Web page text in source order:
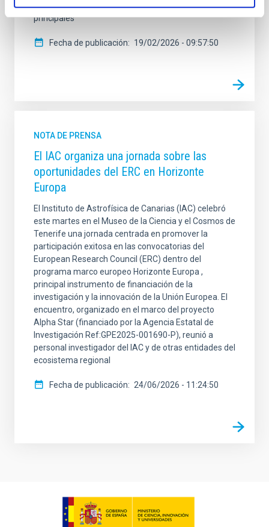
expositor con stand propio, donde presenta sus
principales
Fecha de publicación 19/02/2026 - 09:57:50
NOTA DE PRENSA
El IAC organiza una jornada sobre las
oportunidades del ERC en Horizonte
Europa
El Instituto de Astrofísica de Canarias (IAC) celebró
este martes en el Museo de la Ciencia y el Cosmos de
Tenerife una jornada centrada en promover la
participación exitosa en las convocatorias del
European Research Council (ERC) dentro del
programa marco europeo Horizonte Europa ,
principal instrumento de financiación de la
investigación y la innovación de la Unión Europea. El
encuentro, organizado en el marco del proyecto
Alpha Star (financiado por la Agencia Estatal de
Investigación Ref:GPE2025-001690-P), reunió a
personal investigador del IAC y de otras entidades del
ecosistema regional
Fecha de publicación 24/06/2026 - 11:24:50